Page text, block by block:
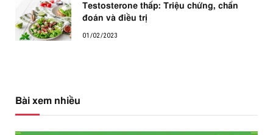
Testosterone thấp: Triệu chứng, chẩn
đoán và điều trị
01/02/2023
Bài xem nhiều